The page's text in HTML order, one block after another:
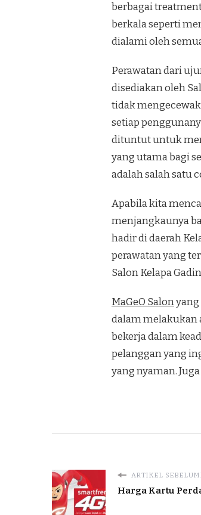
berbagai
berkala seperti
dialami oleh
Perawatan dari
disediakan oleh
tidak
setiap
dituntut untuk
yang utama bagi
adalah salah satu
Apabila kita
menjangkaunya
hadir di daerah
perawatan yang
Salon Kelapa
MaGeO Salon
dalam melakukan
bekerja dalam
pelanggan yang
yang nyaman.
ARTIKEL
Harga Kartu